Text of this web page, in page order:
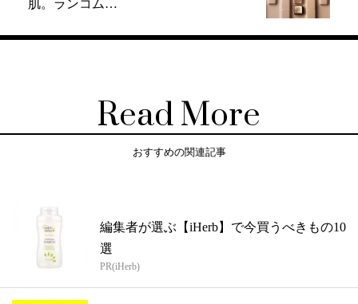
肌。ランコム…
Read More
おすすめの関連記事
編集者が選ぶ【iHerb】で今買うべきもの10
選
PR(iHerb)